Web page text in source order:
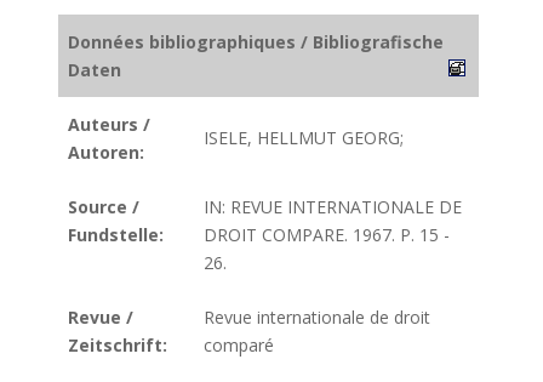
Données bibliographiques / Bibliografische
Daten
Auteurs /
Autoren:
ISELE, HELLMUT GEORG;
Source /
Fundstelle:
IN: REVUE INTERNATIONALE DE
DROIT COMPARE. 1967. P. 15 -
26.
Revue /
Zeitschrift:
Revue internationale de droit
comparé